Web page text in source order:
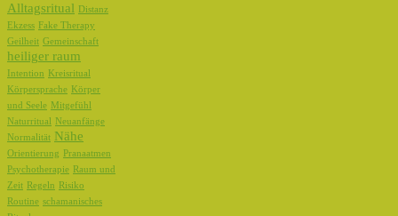
Alltagsritual Distanz
Ekzess Fake Therapy
Geilheit Gemeinschaft
heiliger raum
Intention
Kreisritual
Körpersprache Körper
und Seele Mitgefühl
Naturritual Neuanfänge
Normalität Nähe
Orientierung
Pranaatmen
Psychotherapie Raum und
Zeit Regeln
Risiko
Routine schamanisches